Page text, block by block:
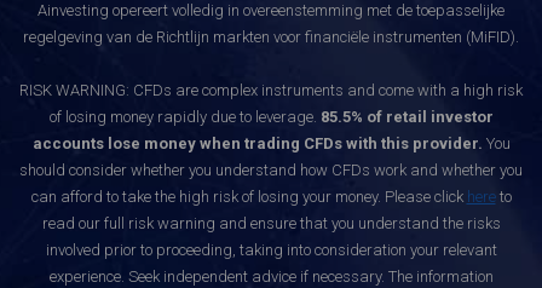
Ainvesting opereert volledig in overeenstemming met de toepasselijke
regelgeving van de Richtlijn markten voor financiële instrumenten (MiFID).
RISK WARNING: CFDs are complex instruments and come with a high risk
of losing money rapidly due to leverage. 85.5% of retail investor
accounts lose money when trading CFDs with this provider. You
should consider whether you understand how CFDs work and whether you
can afford to take the high risk of losing your money. Please click hereto
read our full risk warning and ensure that you understand the risks
involved prior to proceeding, taking into consideration your relevant
experience. Seek independent advice if necessary. The information